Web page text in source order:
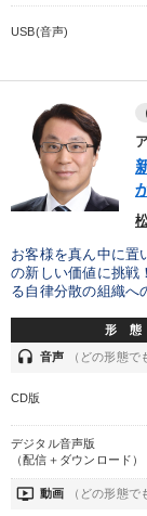
USB(音声)
お客様を真ん中に置
の新しい価値に挑戦
る自律分散の組織へ
形 態
headset 音声 （どの形態で
CD版
デジタル音声版
（配信＋ダウンロード）
ondemand_video 動画 （どの形態で